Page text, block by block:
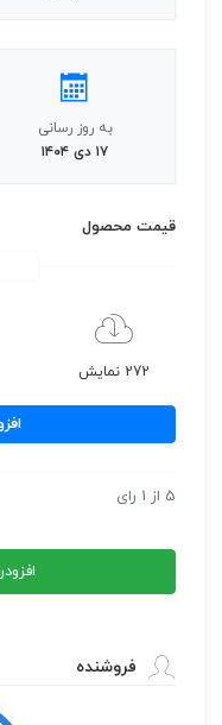
به روز رسانی
۱۷ دی ۱۴۰۴
قیمت محصول
272 نمایش
نمودار
Family
عدد
دانلود نمودار Wedding Family Tree Template
5 از 1 رای
فروشنده